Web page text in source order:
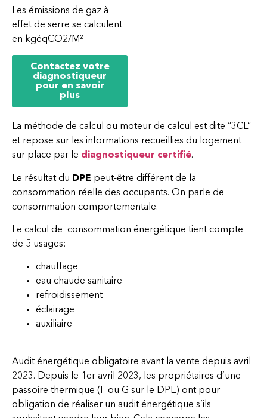
Les émissions de gaz à
effet de serre se calculent
en kgéqCO2/M²
Contactez votre
diagnostiqueur
pour en savoir
plus
La méthode de calcul ou moteur de calcul est dite “3CL”
et repose sur les informations recueillies du logement
sur place par le diagnostiqueur certifié.
Le résultat du DPE peut-être différent de la
consommation réelle des occupants. On parle de
consommation comportementale.
Le calcul de consommation énergétique tient compte
de 5 usages:
chauffage
eau chaude sanitaire
refroidissement
éclairage
auxiliaire
Audit énergétique obligatoire avant la vente depuis avril
2023. Depuis le 1 er avril 2023, les propriétaires d’une
passoire thermique (F ou G sur le DPE) ont pour
obligation de réaliser un audit énergétique s’ils